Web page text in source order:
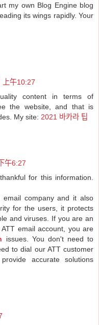
my own Blog Engine blog
its wings rapidly. Your
上午10:27
content in terms of
the website, and that is
My site: 2021 바카라 팁
午6:27
for this information.
email company and it also
for the users, it protects
and viruses. If you are an
email account, you are
issues. You don't need to
to dial our ATT customer
accurate solutions